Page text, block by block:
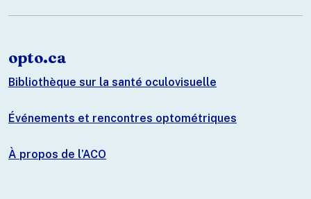
opto.ca
Bibliothèque sur la santé oculovisuelle
Événements et rencontres optométriques
À propos de l’ACO